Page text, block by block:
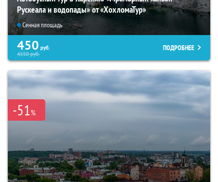
Рускеала и водопады» от «ХохломаТур»
Сенная площадь
450 руб.
4550руб.
ПОДРОБНЕЕ
-51%